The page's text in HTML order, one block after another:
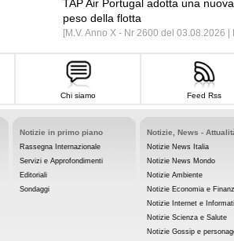
TAP Air Portugal adotta una
peso della flotta
[M.V. Anno X - Nr 2600 del 03.08.2026
Chi siamo Feed Rss
Notizie in primo piano
Rassegna Internazionale
Servizi e Approfondimenti
Editoriali
Sondaggi
Notizie, News -
Notizie News Italia
Notizie News Mondo
Notizie Ambiente
Notizie Economia e
Notizie Internet e
Notizie Scienza e Salute
Notizie Gossip e